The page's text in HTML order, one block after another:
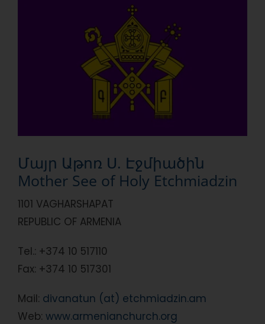
Մայր Աթոռ Ս. Էջմիածին
Mother See of Holy Etchmiadzin
1101 VAGHARSHAPAT
REPUBLIC OF ARMENIA
Tel.: +374 10 517110
Fax: +374 10 517301
Mail: divanatun (at) etchmiadzin.am
Web: www.armenianchurch.org